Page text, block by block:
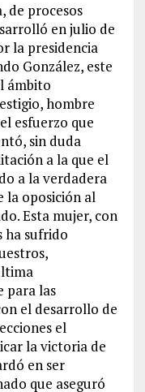
de procesos
en julio de
la presidencia
González, este
ámbito
hombre
esfuerzo que
sin duda
a la que el
a la verdadera
la oposición al
Esta mujer, con
ha sufrido
para las
el desarrollo de
el
la victoria de
en ser
que aseguró